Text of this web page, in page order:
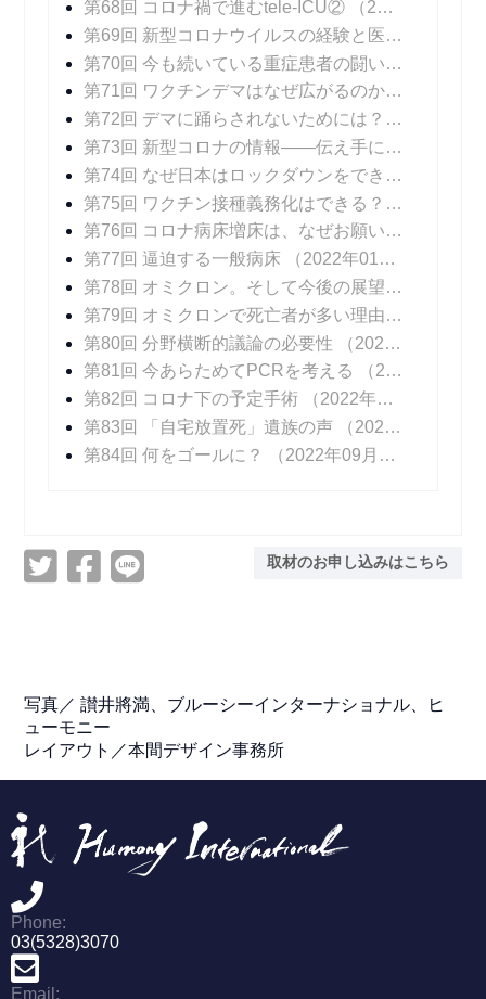
第68回 コロナ禍で進むtele-ICU②
（2021年10月04日 掲載）
第69回 新型コロナウイルスの経験と医療DXの可能性
第70回 今も続いている重症患者の闘い
（2021年
第71回 ワクチンデマはなぜ広がるのか？
第72回 デマに踊らされないためには？
（2021年
第73回 新型コロナの情報――伝え手に求められること
第74回 なぜ日本はロックダウンをできなかったのか？
第75回 ワクチン接種義務化はできる？ できない？
第76回 コロナ病床増床は、なぜお願いベースなのか？
第77回 逼迫する一般病床
（2022年01月24日 掲載）
第78回 オミクロン。そして今後の展望
（2022年
第79回 オミクロンで死亡者が多い理由
（2022年
第80回 分野横断的議論の必要性
（2022年03月21日 掲載）
第81回 今あらためてPCRを考える
（2022年04月04日 掲載）
第82回 コロナ下の予定手術
（2022年04月25日 掲載）
第83回 「自宅放置死」遺族の声
（2022年05月23日 掲載）
第84回 何をゴールに？
（2022年09月09日 掲載）
取材のお申し込みはこちら
写真／讃井將満、ブルーシーインターナショナル、ヒ
ューモニー
レイアウト／本間デザイン事務所
Phone:
03(5328)3070
Email: